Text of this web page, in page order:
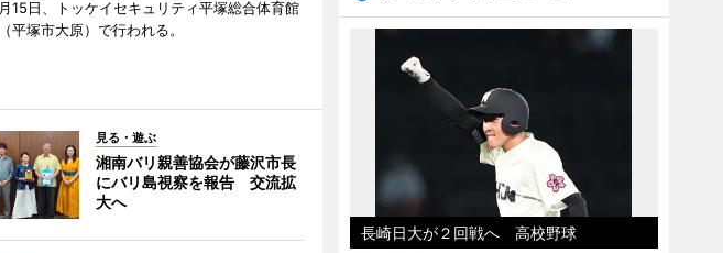
月15日、トッケイセキュリティ平塚総合体育館
（平塚市大原）で行われる。
見る・遊ぶ
湘南バリ親善協会が藤沢市長
にバリ島視察を報告 交流拡
大へ
長崎日大が２回戦へ 高校野球